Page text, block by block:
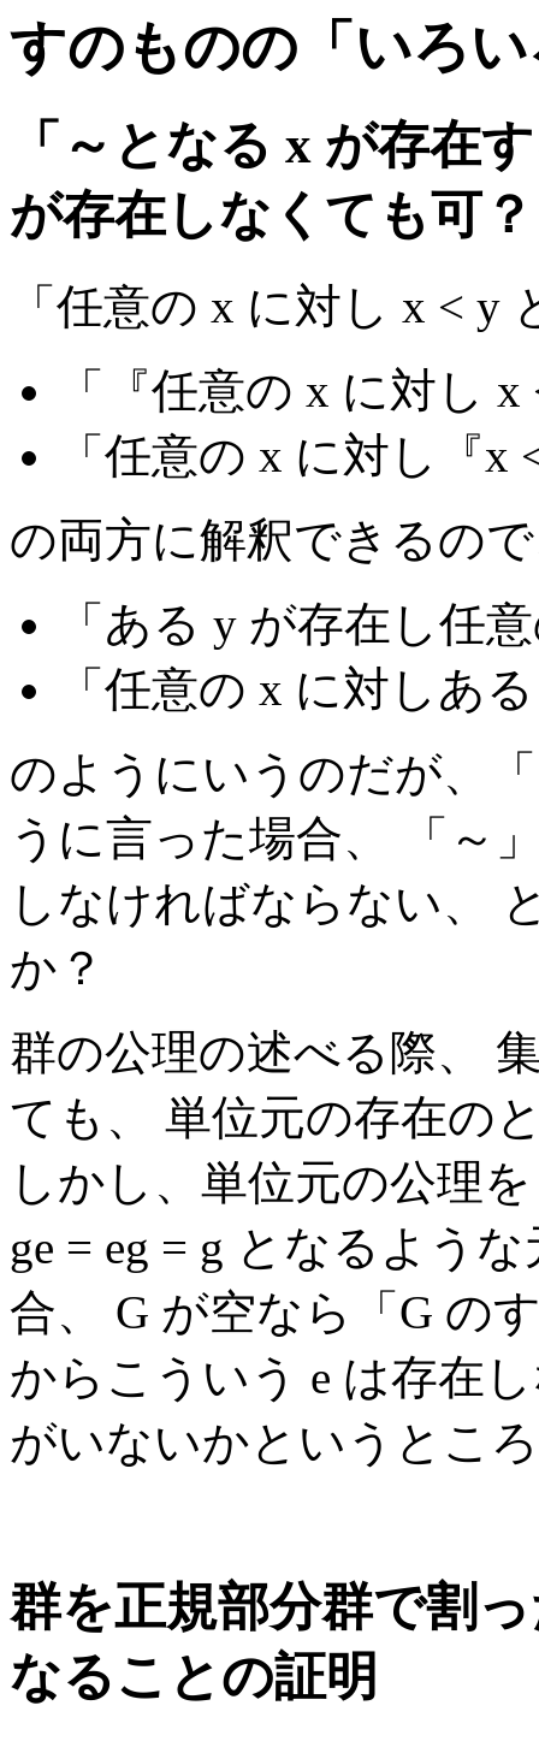
すのものの「いろ
「～となる x が存在
が存在しなくても可？
「任意の x に対し x < y
「『任意の x に対し
「任意の x に対し『
の両方に解釈できるの
「ある y が存在し任
「任意の x に対しあ
のようにいうのだが、
うに言った場合、 「～
しなければならない、
か？
群の公理の述べる際、
ても、 単位元の存在の
しかし、単位元の公理
ge = eg = g となるよう
合、 G が空なら「G の
からこういう e は存在
がいないかというとこ
群を正規部分群で割
なることの証明